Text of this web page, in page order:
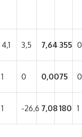
4,1 3,5 7,64 355 0
1 0 0,0075 0
1 -26,6 7,08 180 1